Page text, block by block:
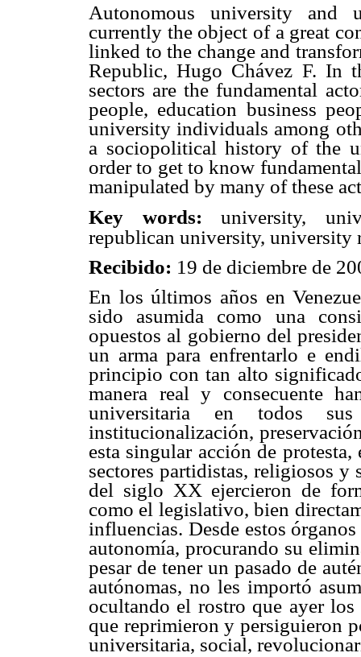
Autonomous university and
currently the object of a great
linked to the change and
Republic, Hugo Chávez F. In
sectors are the fundamental
people, education business
university individuals among
a sociopolitical history of the
order to get to know
manipulated by many of these
Key words: university,
republican university,
Recibido: 19 de diciembre de
En los últimos años en
sido asumida como una
opuestos al gobierno del
un arma para enfrentarlo e
principio con tan alto
manera real y consecuente
universitaria en todos
institucionalización,
esta singular acción de
sectores partidistas, religiosos y
del siglo XX ejercieron de
como el legislativo, bien
influencias. Desde estos
autonomía, procurando su
pesar de tener un pasado de
autónomas, no les importó
ocultando el rostro que ayer
que reprimieron y persiguieron
universitaria, social,